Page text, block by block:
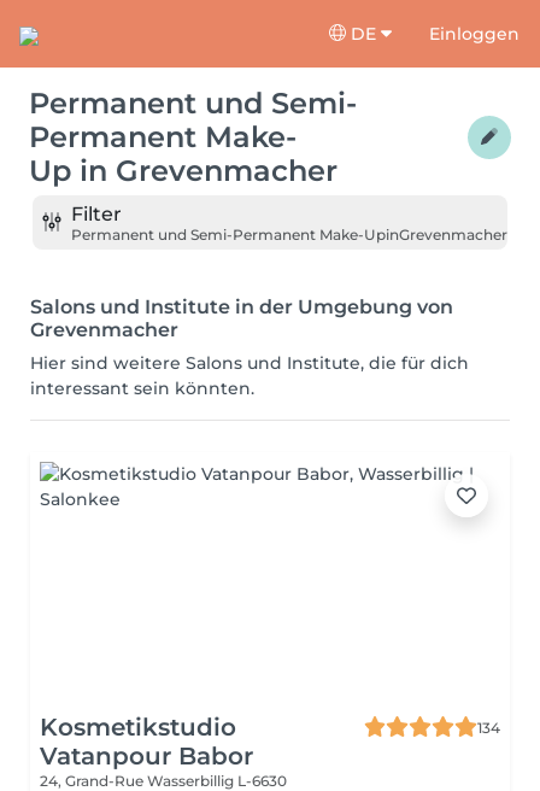
DE Einloggen
Permanent und Semi-
Permanent Make-
Up in Grevenmacher
Filter
Permanent und Semi-Permanent Make-UpinGrevenmacher
Salons und Institute in der Umgebung von
Grevenmacher
Hier sind weitere Salons und Institute, die für dich
interessant sein könnten.
Kosmetikstudio
Vatanpour Babor
134
24, Grand-Rue Wasserbillig L-6630